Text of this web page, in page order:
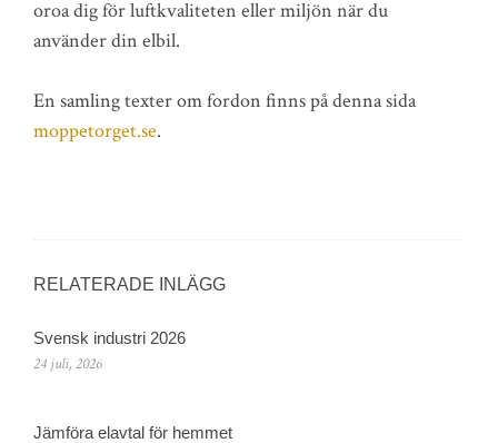
oroa dig för luftkvaliteten eller miljön när du
använder din elbil.
En samling texter om fordon finns på denna sida
moppetorget.se.
RELATERADE INLÄGG
Svensk industri 2026
24 juli, 2026
Jämföra elavtal för hemmet